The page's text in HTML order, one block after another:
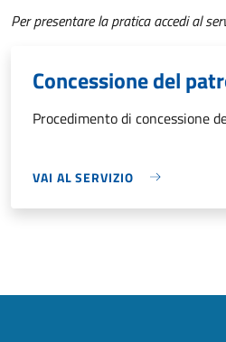
Per presentare la pratica accedi al
Concessione del
Procedimento di concessione
VAI AL SERVIZIO